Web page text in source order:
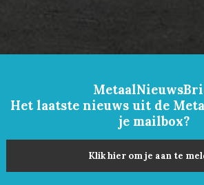
Het laatste nieuws uit de
je mailbox?
Klik hier om je aan te